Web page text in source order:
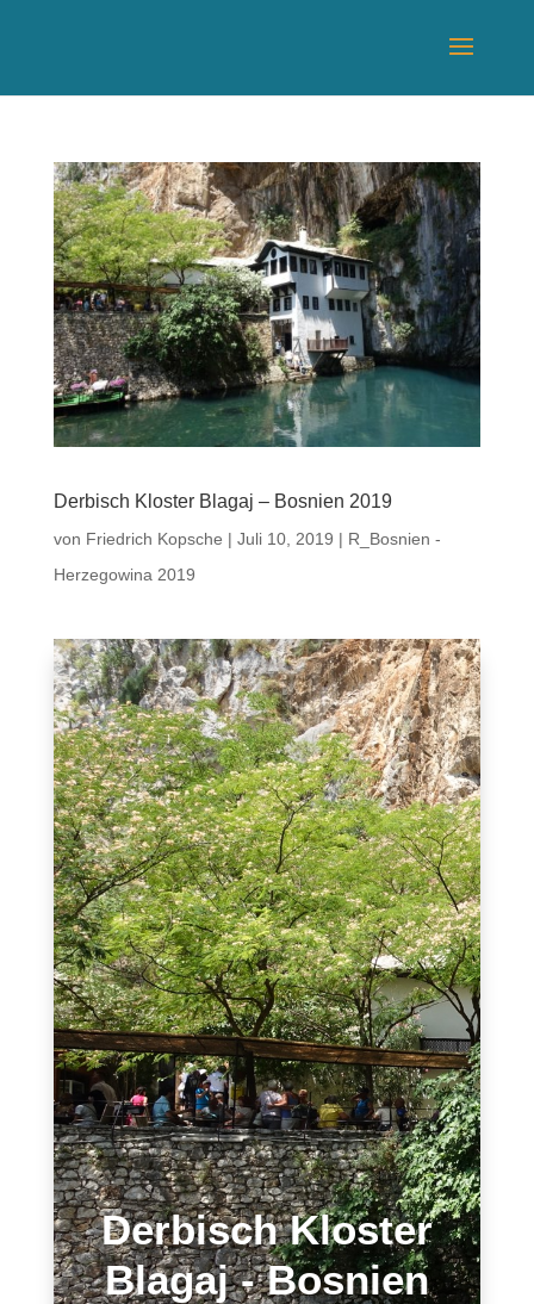
Derbisch Kloster Blagaj – Bosnien 2019
von Friedrich Kopsche | Juli 10, 2019 | R_Bosnien -
Herzegowina 2019
Derbisch Kloster
Blagaj - Bosnien